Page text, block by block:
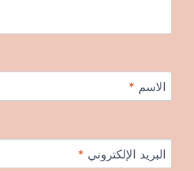
الاسم *
البريد الإلكتروني *